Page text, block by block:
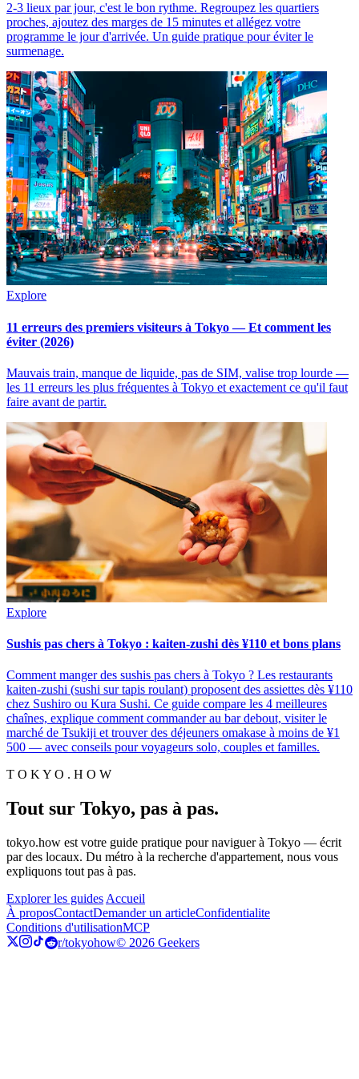
2-3 lieux par jour, c'est le bon rythme. Regroupez les quartiers
proches, ajoutez des marges de 15 minutes et allégez votre
programme le jour d'arrivée. Un guide pratique pour éviter le
surmenage.
Explore
11 erreurs des premiers visiteurs à Tokyo — Et comment les
éviter (2026)
Mauvais train, manque de liquide, pas de SIM, valise trop lourde —
les 11 erreurs les plus fréquentes à Tokyo et exactement ce qu'il faut
faire avant de partir.
Explore
Sushis pas chers à Tokyo : kaiten-zushi dès ¥110 et bons plans
Comment manger des sushis pas chers à Tokyo ? Les restaurants
kaiten-zushi (sushi sur tapis roulant) proposent des assiettes dès ¥110
chez Sushiro ou Kura Sushi. Ce guide compare les 4 meilleures
chaînes, explique comment commander au bar debout, visiter le
marché de Tsukiji et trouver des déjeuners omakase à moins de ¥1
500 — avec conseils pour voyageurs solo, couples et familles.
T O K Y O . H O W
Tout sur Tokyo, pas à pas.
tokyo.how est votre guide pratique pour naviguer à Tokyo — écrit
par des locaux. Du métro à la recherche d'appartement, nous vous
expliquons tout pas à pas.
Explorer les guides Accueil
À proposContactDemander un articleConfidentialite
Conditions d'utilisationMCP
r/tokyohow© 2026 Geekers